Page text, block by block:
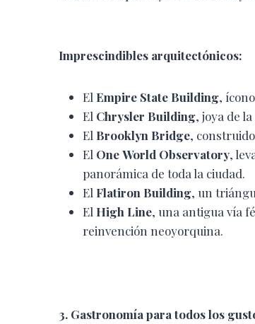
Imprescindibles arquitectónicos:
El Empire State Building,
El Chrysler Building, joya de
El Brooklyn Bridge,
El One World Observatory,
panorámica de toda la ciudad.
El Flatiron Building, un
El High Line, una antigua vía
reinvención neoyorquina.
3. Gastronomía para todos los